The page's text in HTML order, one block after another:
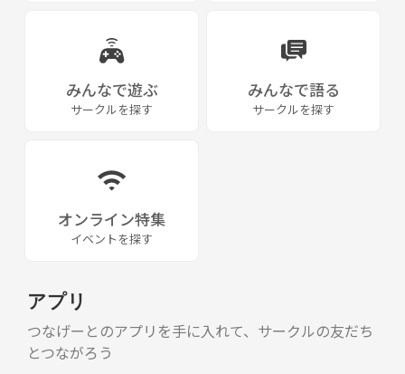
みんなで遊ぶ
サークルを探す
みんなで語る
サークルを探す
オンライン特集
イベントを探す
アプリ
つなげーとのアプリを手に入れて、サークルの友だち
とつながろう